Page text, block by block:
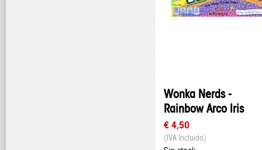
Wonka Nerds -
Rainbow Arco Iris
€ 4,50
(IVA Incluido)